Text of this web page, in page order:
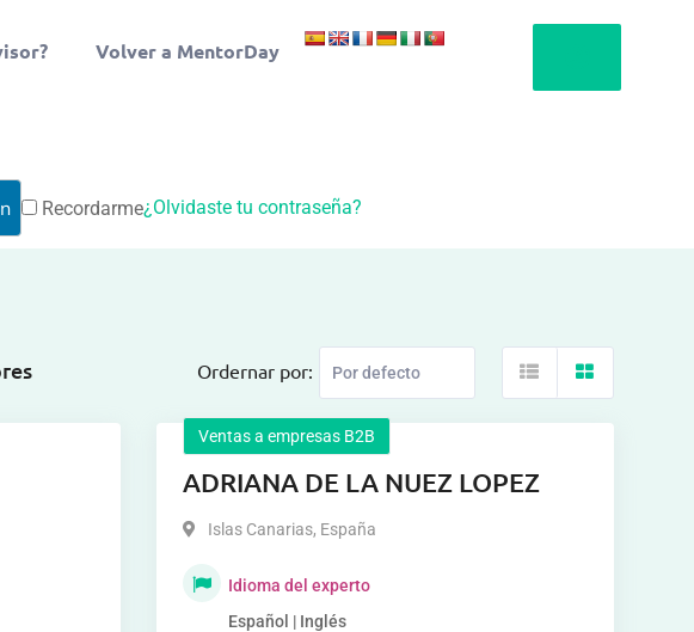
Volver a MentorDay
Recordarme¿Olvidaste tu contraseña?
Ordernar por:
Ventas a empresas B2B
ADRIANA DE LA NUEZ LOPEZ
Islas Canarias, España
Idioma del experto
Español | Inglés